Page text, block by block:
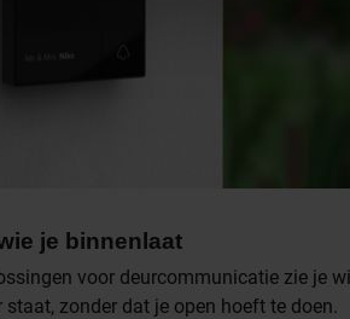
je binnenlaat
voor deurcommunicatie zie je
staat, zonder dat je open hoeft te doen.